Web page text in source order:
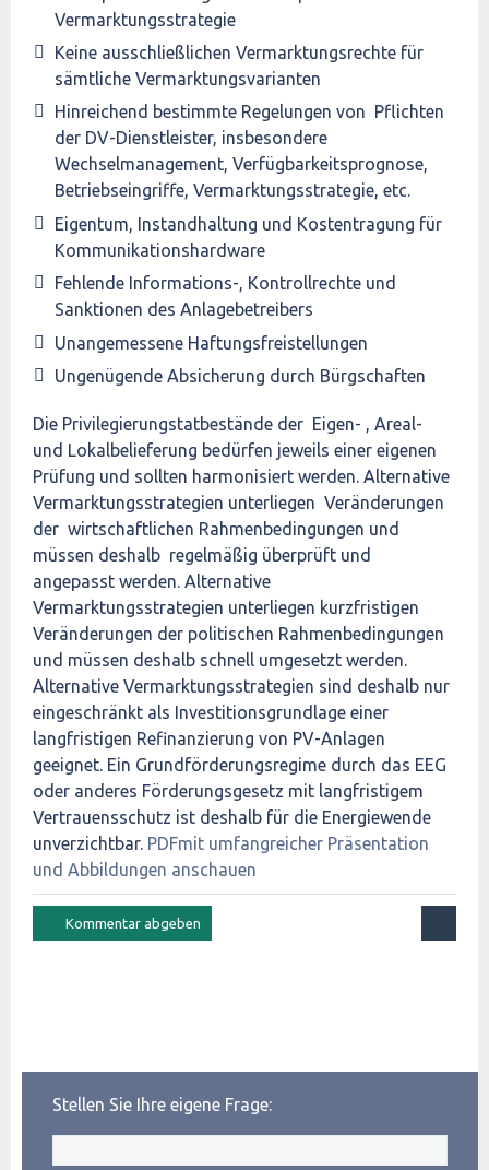
Vermarktungsstrategie
Keine ausschließlichen Vermarktungsrechte für
sämtliche Vermarktungsvarianten
Hinreichend bestimmte Regelungen von Pflichten
der DV-Dienstleister, insbesondere
Wechselmanagement, Verfügbarkeitsprognose,
Betriebseingriffe, Vermarktungsstrategie, etc.
Eigentum, Instandhaltung und Kostentragung für
Kommunikationshardware
Fehlende Informations-, Kontrollrechte und
Sanktionen des Anlagebetreibers
Unangemessene Haftungsfreistellungen
Ungenügende Absicherung durch Bürgschaften
Die Privilegierungstatbestände der Eigen- , Areal-
und Lokalbelieferung bedürfen jeweils einer eigenen
Prüfung und sollten harmonisiert werden. Alternative
Vermarktungsstrategien unterliegen Veränderungen
der wirtschaftlichen Rahmenbedingungen und
müssen deshalb regelmäßig überprüft und
angepasst werden. Alternative
Vermarktungsstrategien unterliegen kurzfristigen
Veränderungen der politischen Rahmenbedingungen
und müssen deshalb schnell umgesetzt werden.
Alternative Vermarktungsstrategien sind deshalb nur
eingeschränkt als Investitionsgrundlage einer
langfristigen Refinanzierung von PV-Anlagen
geeignet. Ein Grundförderungsregime durch das EEG
oder anderes Förderungsgesetz mit langfristigem
Vertrauensschutz ist deshalb für die Energiewende
unverzichtbar. PDFmit umfangreicher Präsentation
und Abbildungen anschauen
Stellen Sie Ihre eigene Frage: